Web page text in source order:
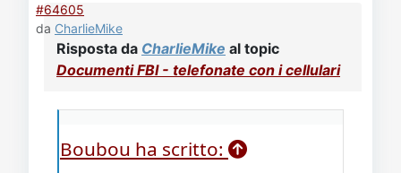
#64605
da CharlieMike
Risposta da CharlieMike al topic
Documenti FBI - telefonate con i cellulari
Boubou ha scritto: